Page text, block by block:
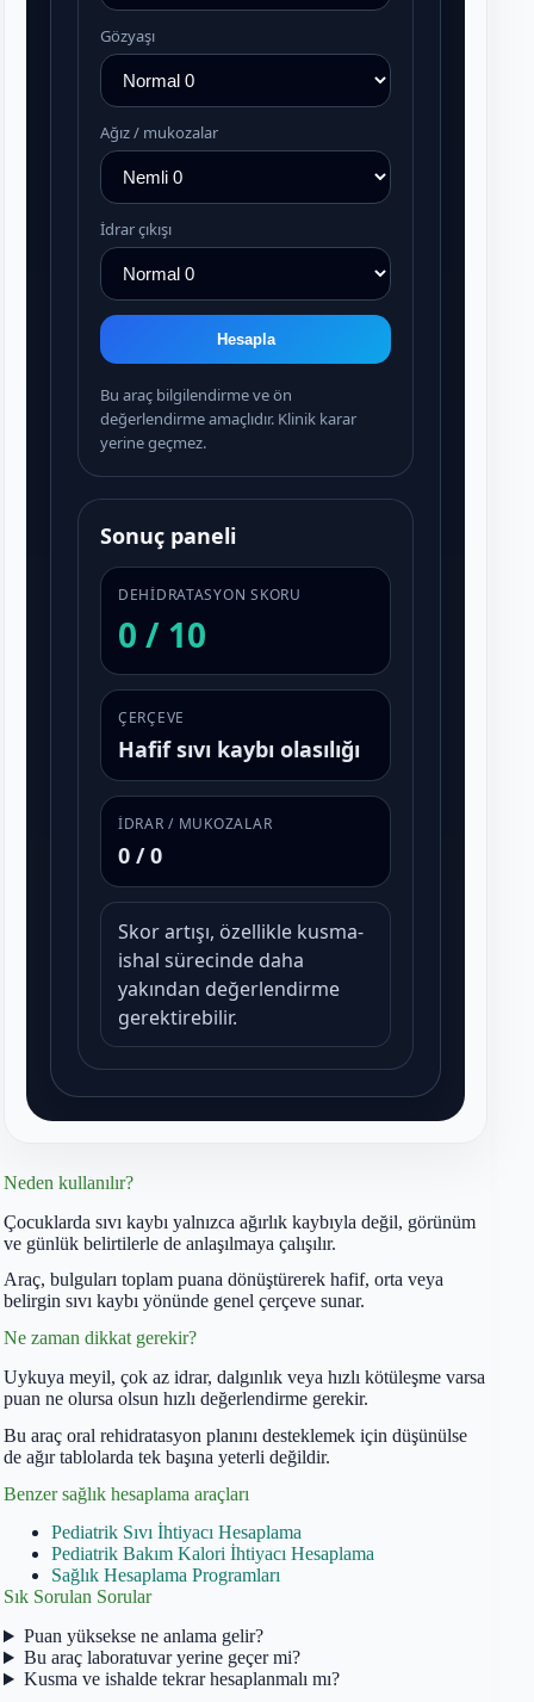
Neden kullanılır?
Çocuklarda sıvı kaybı yalnızca ağırlık kaybıyla değil, görünüm
ve günlük belirtilerle de anlaşılmaya çalışılır.
Araç, bulguları toplam puana dönüştürerek hafif, orta veya
belirgin sıvı kaybı yönünde genel çerçeve sunar.
Ne zaman dikkat gerekir?
Uykuya meyil, çok az idrar, dalgınlık veya hızlı kötüleşme varsa
puan ne olursa olsun hızlı değerlendirme gerekir.
Bu araç oral rehidratasyon planını desteklemek için düşünülse
de ağır tablolarda tek başına yeterli değildir.
Benzer sağlık hesaplama araçları
Pediatrik Sıvı İhtiyacı Hesaplama
Pediatrik Bakım Kalori İhtiyacı Hesaplama
Sağlık Hesaplama Programları
Sık Sorulan Sorular
Puan yüksekse ne anlama gelir?
Bu araç laboratuvar yerine geçer mi?
Kusma ve ishalde tekrar hesaplanmalı mı?